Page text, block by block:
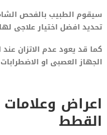
سيقوم الطبيب بالفحص
تحديد افضل اختيار علاجى
كما قد يعود عدم الاتزان
الجهاز العصبى او
اعراض وعلامات
القطط